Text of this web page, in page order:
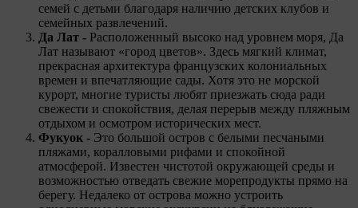
семей с детьми благодаря наличию детских клубов и
семейных развлечений.
Да Лат - Расположенный высоко над уровнем моря, Да
Лат называют «город цветов». Здесь мягкий климат,
прекрасная архитектура французских колониальных
времен и впечатляющие сады. Хотя это не морской
курорт, многие туристы любят приезжать сюда ради
свежести и спокойствия, делая перерыв между пляжным
отдыхом и осмотром исторических мест.
Фукуок - Это большой остров с белыми песчаными
пляжами, коралловыми рифами и спокойной
атмосферой. Известен чистотой окружающей среды и
возможностью отведать свежие морепродукты прямо на
берегу. Недалеко от острова можно устроить